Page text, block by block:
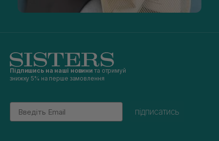
Підпишись на наші новини та отримуй
знижку 5% на перше замовлення
Email
підписатись